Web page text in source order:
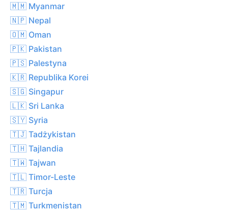
🇲🇲 Myanmar
🇳🇵 Nepal
🇴🇲 Oman
🇵🇰 Pakistan
🇵🇸 Palestyna
🇰🇷 Republika Korei
🇸🇬 Singapur
🇱🇰 Sri Lanka
🇸🇾 Syria
🇹🇯 Tadżykistan
🇹🇭 Tajlandia
🇹🇼 Tajwan
🇹🇱 Timor-Leste
🇹🇷 Turcja
🇹🇲 Turkmenistan